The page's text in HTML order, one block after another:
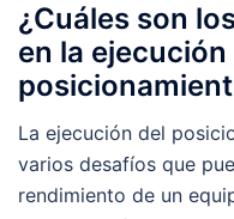
¿Cuáles son
en la ejecución
La ejecución del
varios desafíos que
rendimiento de un